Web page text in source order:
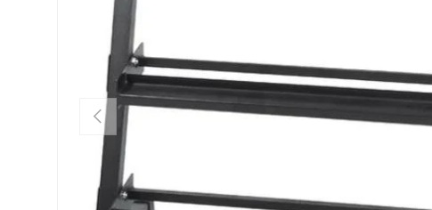
PRÉCÉDENT